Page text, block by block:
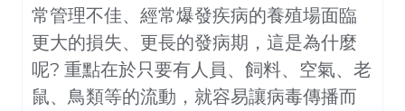
常管理不佳、經常爆發疾病的養殖場面臨
更大的損失、更長的發病期，這是為什麼
呢? 重點在於只要有人員、飼料、空氣、老
鼠、鳥類等的流動，就容易讓病毒傳播而